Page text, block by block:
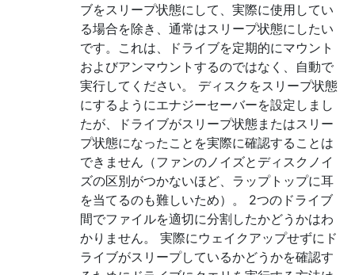
ブをスリープ状態にして、実際に使用してい
る場合を除き、通常はスリープ状態にしたい
です。これは、ドライブを定期的にマウント
およびアンマウントするのではなく、自動で
実行してください。 ディスクをスリープ状態
にするようにエナジーセーバーを設定しまし
たが、ドライブがスリープ状態またはスリー
プ状態になったことを実際に確認することは
できません（ファンのノイズとディスクノイ
ズの区別がつかないほど、ラップトップに耳
を当てるのも難しいため）。 2つのドライブ
間でファイルを適切に分割したかどうかはわ
かりません。 実際にウェイクアップせずにド
ライブがスリープしているかどうかを確認す